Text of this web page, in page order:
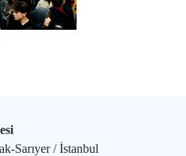
Sarıyer / İstanbul